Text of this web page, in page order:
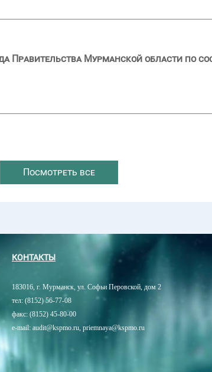
Правительства Мурманской области по
Посмотреть все
КОНТАКТЫ
183016, г. Мурманск, ул. Софьи Перовской, дом 2
тел: (8152) 56-77-08
факс: (8152) 45-80-00
e-mail: audit@kspmo.ru, priemnaya@kspmo.ru